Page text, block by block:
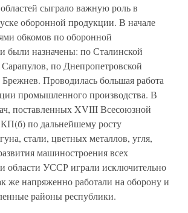
сыграло важную роль в
оборонной продукции. В начале
обкомов по оборонной
были назначены: по Сталинской
по Днепропетровской
Проводилась большая работа
промышленного производства. В
поставленных XVIII Всесоюзной
по дальнейшему росту
стали, цветных металлов, угля,
машиностроения всех
области УССР играли исключительно
же напряженно работали на оборону и
районы республики.